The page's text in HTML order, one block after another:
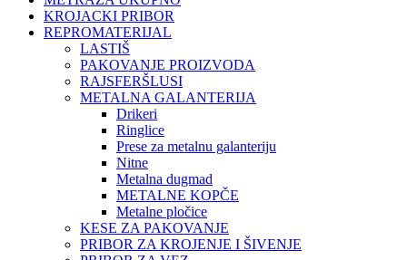
KROJACKI PRIBOR
REPROMATERIJAL
LASTIŠ
PAKOVANJE PROIZVODA
RAJSFERŠLUSI
METALNA GALANTERIJA
Drikeri
Ringlice
Prese za metalnu galanteriju
Nitne
Metalna dugmad
METALNE KOPČE
Metalne pločice
KESE ZA PAKOVANJE
PRIBOR ZA KROJENJE I ŠIVENJE